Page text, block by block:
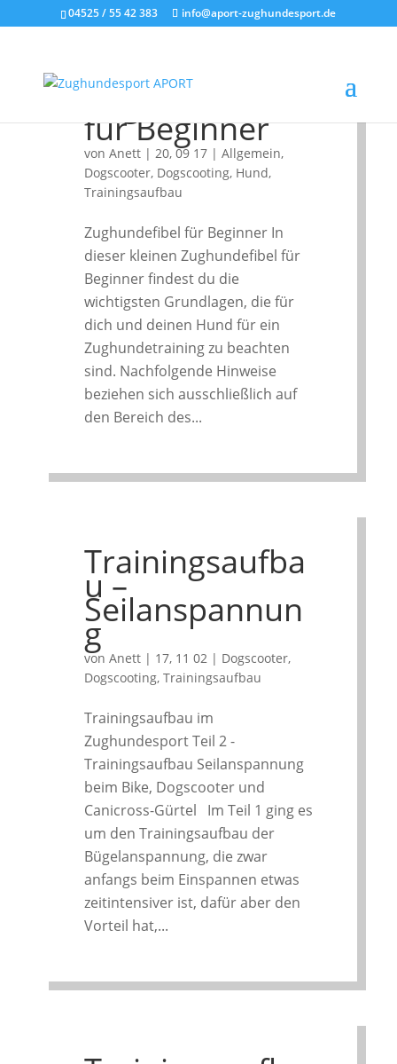
04525 / 55 42 383 info@aport-zughundesport.de
Zughundefibel
für Beginner
von Anett| 20, 09 17| Allgemein,
Dogscooter, Dogscooting, Hund,
Trainingsaufbau
Zughundefibel für Beginner In
dieser kleinen Zughundefibel für
Beginner findest du die
wichtigsten Grundlagen, die für
dich und deinen Hund für ein
Zughundetraining zu beachten
sind. Nachfolgende Hinweise
beziehen sich ausschließlich auf
den Bereich des...
Trainingsaufba
u –
Seilanspannun
g
von Anett| 17, 11 02| Dogscooter,
Dogscooting, Trainingsaufbau
Trainingsaufbau im
Zughundesport Teil 2 -
Trainingsaufbau Seilanspannung
beim Bike, Dogscooter und
Canicross-Gürtel Im Teil 1 ging es
um den Trainingsaufbau der
Bügelanspannung, die zwar
anfangs beim Einspannen etwas
zeitintensiver ist, dafür aber den
Vorteil hat,...